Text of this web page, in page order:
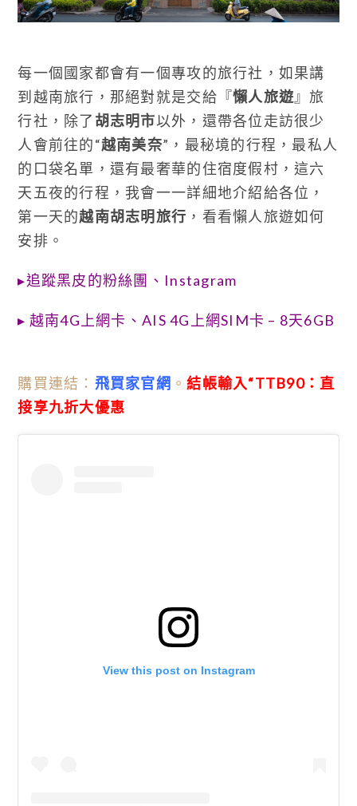
每一個國家都會有一個專攻的旅行社，如果講
到越南旅行，那絕對就是交給『懶人旅遊 』旅
行社，除了 胡志明市以外，還帶各位走訪很少
人會前往的“越南美奈”，最秘境的行程，最私人
的口袋名單，還有最奢華的住宿度假村，這六
天五夜的行程，我會一一詳細地介紹給各位，
第一天的越南胡志明旅行 ，看看懶人旅遊如何
安排。
▸追蹤黑皮的粉絲團 、 Instagram
▸ 越南4G上網卡、AIS 4G上網SIM卡 – 8天6GB
購買連結： 飛買家官網 。結帳輸入“TTB90：直
接享九折大優惠
View this post on Instagram